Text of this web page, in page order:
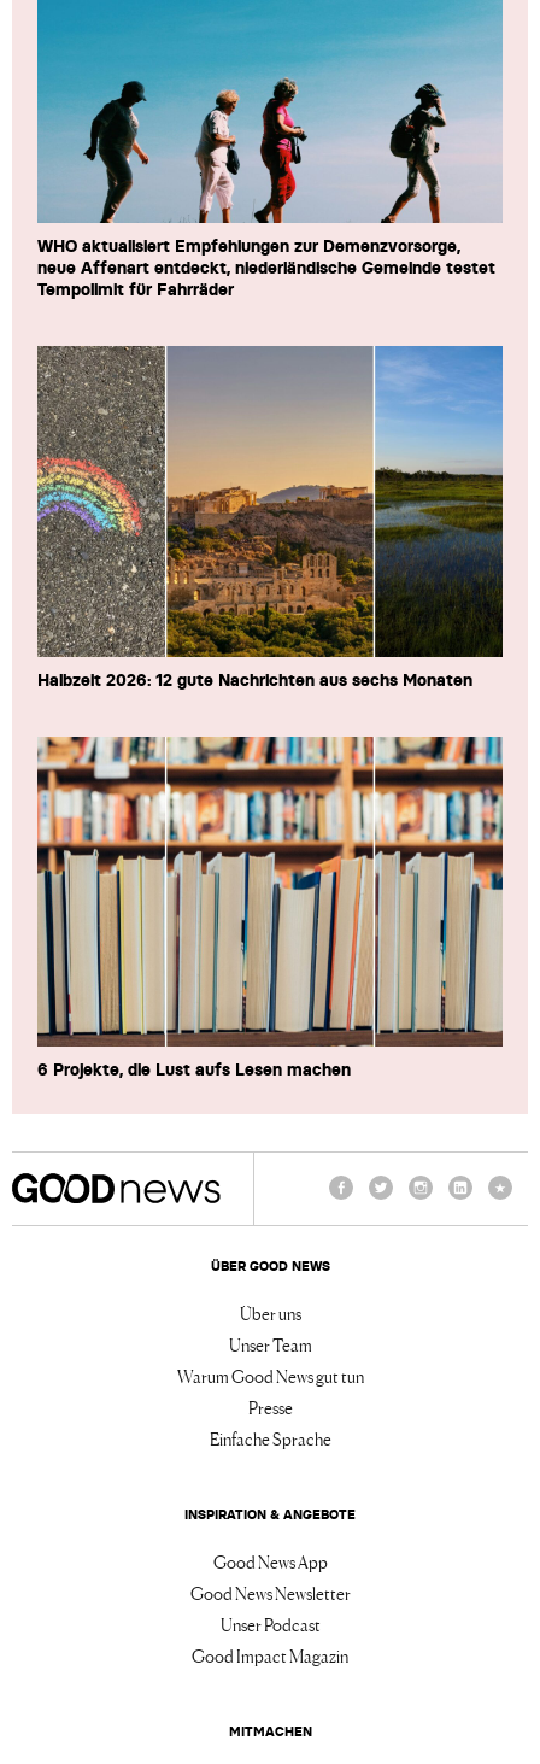
WHO aktualisiert Empfehlungen zur Demenzvorsorge,
neue Affenart entdeckt, niederländische Gemeinde testet
Tempolimit für Fahrräder
Halbzeit 2026: 12 gute Nachrichten aus sechs Monaten
6 Projekte, die Lust aufs Lesen machen
ÜBER GOOD NEWS
Über uns
Unser Team
Warum Good News gut tun
Presse
Einfache Sprache
INSPIRATION & ANGEBOTE
Good News App
Good News Newsletter
Unser Podcast
Good Impact Magazin
MITMACHEN